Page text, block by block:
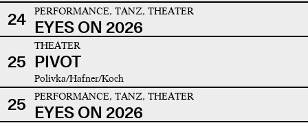
24 PERFORMANCE, TANZ, THEATER
EYES ON 2026
25
THEATER
PIVOT
Polivka/Hafner/Koch
25 PERFORMANCE, TANZ, THEATER
EYES ON 2026